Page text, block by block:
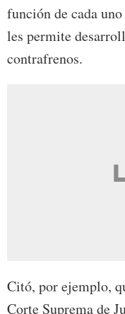
función de cada
les permite
contrafrenos.
Citó, por ejemplo,
Corte Suprema de